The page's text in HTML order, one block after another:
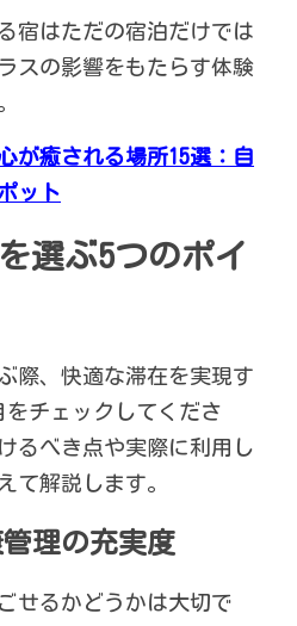
宿はただの宿泊だけでは
スの影響をもたらす体験
が癒される場所15選：自
ット
選ぶ5つのポイ
際、快適な滞在を実現す
チェックしてくださ
るべき点や実際に利用し
て解説します。
理の充実度
せるかどうかは大切で